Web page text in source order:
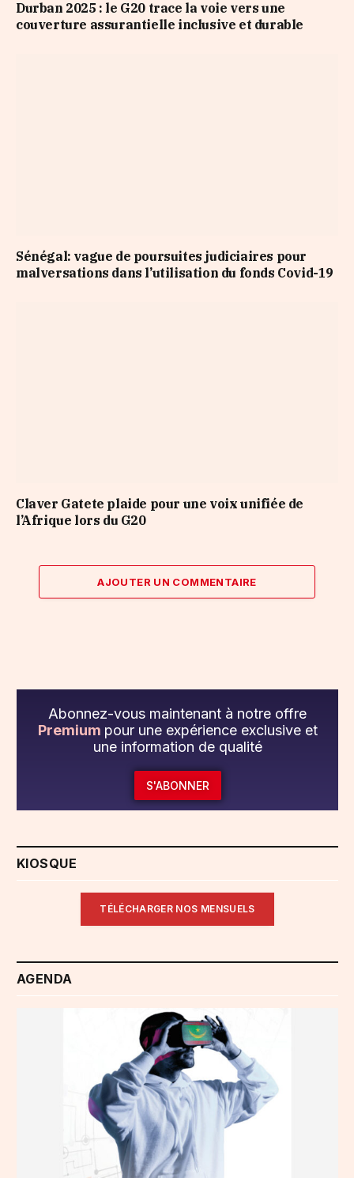
Durban 2025 : le G20 trace la voie vers une
couverture assurantielle inclusive et durable
Sénégal: vague de poursuites judiciaires pour
malversations dans l’utilisation du fonds Covid-19
Claver Gatete plaide pour une voix unifiée de
l’Afrique lors du G20
AJOUTER UN COMMENTAIRE
Abonnez-vous maintenant à notre offre
Premium pour une expérience exclusive et
une information de qualité
S'ABONNER
KIOSQUE
TÉLÉCHARGER NOS MENSUELS
AGENDA